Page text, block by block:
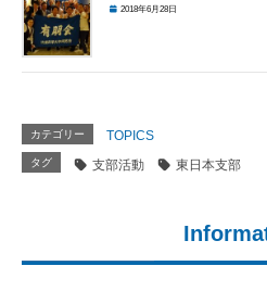
2018年6月28日
カテゴリー TOPICS
タグ 支部活動 東日本支部